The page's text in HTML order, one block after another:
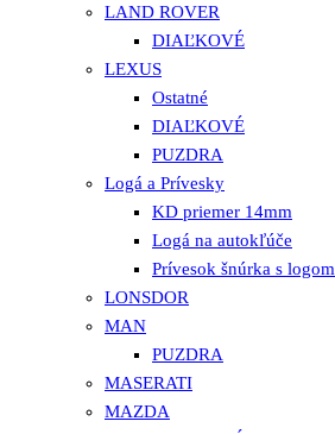
LAND ROVER
DIAĽKOVÉ
LEXUS
Ostatné
DIAĽKOVÉ
PUZDRA
Logá a Prívesky
KD priemer 14mm
Logá na autokľúče
Prívesok šnúrka s logom
LONSDOR
MAN
PUZDRA
MASERATI
MAZDA